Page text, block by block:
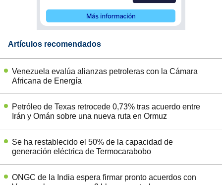
Artículos recomendados
Venezuela evalúa alianzas petroleras con la Cámara
Africana de Energía
Petróleo de Texas retrocede 0,73% tras acuerdo entre
Irán y Omán sobre una nueva ruta en Ormuz
Se ha restablecido el 50% de la capacidad de
generación eléctrica de Termocarabobo
ONGC de la India espera firmar pronto acuerdos con